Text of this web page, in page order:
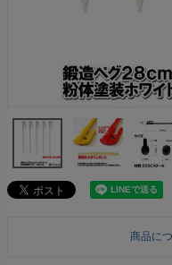
商品に